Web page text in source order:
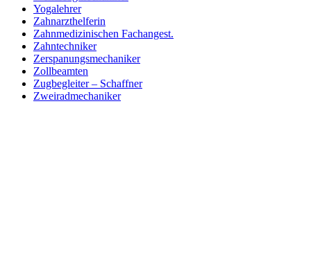
Yogalehrer
Zahnarzthelferin
Zahnmedizinischen Fachangest.
Zahntechniker
Zerspanungsmechaniker
Zollbeamten
Zugbegleiter – Schaffner
Zweiradmechaniker